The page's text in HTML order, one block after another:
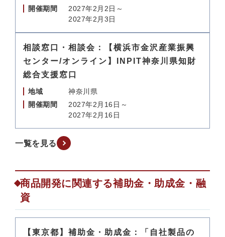
開催期間
2027年2月2日～
2027年2月3日
相談窓口・相談会：【横浜市金沢産業振興
センター/オンライン】INPIT神奈川県知財
総合支援窓口
地域
神奈川県
開催期間
2027年2月16日～
2027年2月16日
一覧を見る
商品開発に関連する補助金・助成金・融
資
【東京都】補助金・助成金：「自社製品の